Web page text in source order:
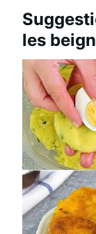
les